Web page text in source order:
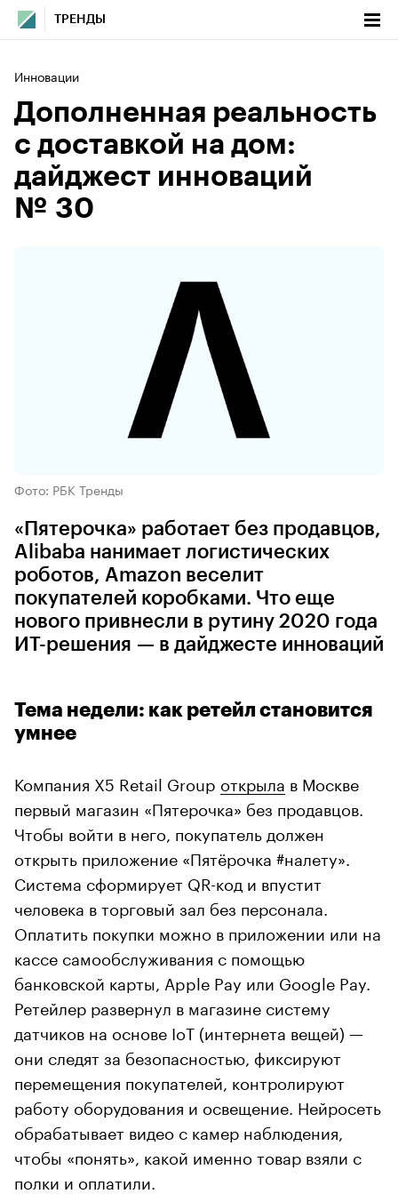
ТРЕНДЫ
Инновации
Дополненная реальность
с доставкой на дом:
дайджест инноваций
№ 30
Фото: РБК Тренды
«Пятерочка» работает без продавцов,
Alibaba нанимает логистических
роботов, Amazon веселит
покупателей коробками. Что еще
нового привнесли в рутину 2020 года
ИТ-решения — в дайджесте инноваций
Тема недели: как ретейл становится
умнее
Компания X5 Retail Group открыла в Москве
первый магазин «Пятерочка» без продавцов.
Чтобы войти в него, покупатель должен
открыть приложение «Пятёрочка #налету».
Система сформирует QR-код и впустит
человека в торговый зал без персонала.
Оплатить покупки можно в приложении или на
кассе самообслуживания с помощью
банковской карты, Apple Pay или Google Pay.
Ретейлер развернул в магазине систему
датчиков на основе IoT (интернета вещей) —
они следят за безопасностью, фиксируют
перемещения покупателей, контролируют
работу оборудования и освещение. Нейросеть
обрабатывает видео с камер наблюдения,
чтобы «понять», какой именно товар взяли с
полки и оплатили.